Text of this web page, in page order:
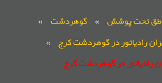
تحت پوشش » گوهردشت
»
رادیاتور در گوهردشت کرج
»
رادیاتور در گوهردشت کرج